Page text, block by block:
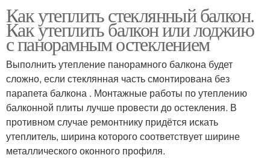
Как утеплить стеклянный балкон.
Как утеплить балкон или лоджию
с панорамным остеклением
Выполнить утепление панорамного балкона будет
сложно, если стеклянная часть смонтирована без
парапета балкона . Монтажные работы по утеплению
балконной плиты лучше провести до остекления. В
противном случае ремонтнику придётся искать
утеплитель, ширина которого соответствует ширине
металлического оконного профиля.